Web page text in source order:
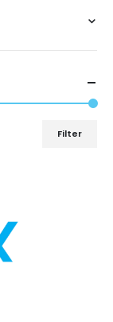
Filter